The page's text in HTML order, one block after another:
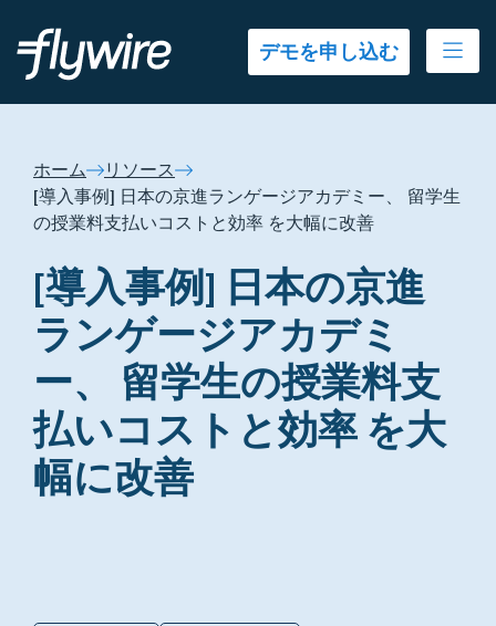
デモを申し込む
ホーム
リソース
[導入事例] 日本の京進ランゲージアカデミー、 留学生
の授業料支払いコストと効率 を大幅に改善
[導入事例] 日本の京進
ランゲージアカデミ
ー、 留学生の授業料支
払いコストと効率 を大
幅に改善